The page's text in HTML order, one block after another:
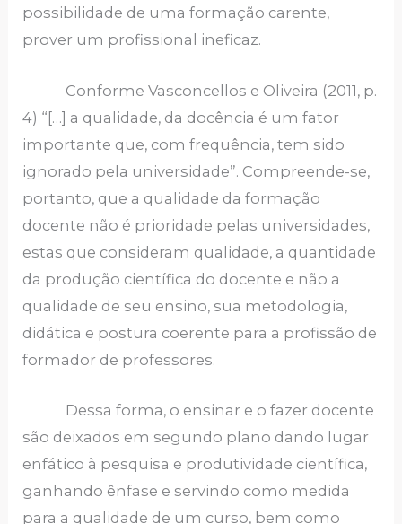
possibilidade de uma formação carente,
prover um profissional ineficaz.
Conforme Vasconcellos e Oliveira (2011, p.
4) “[…] a qualidade, da docência é um fator
importante que, com frequência, tem sido
ignorado pela universidade”. Compreende-se,
portanto, que a qualidade da formação
docente não é prioridade pelas universidades,
estas que consideram qualidade, a quantidade
da produção científica do docente e não a
qualidade de seu ensino, sua metodologia,
didática e postura coerente para a profissão de
formador de professores.
Dessa forma, o ensinar e o fazer docente
são deixados em segundo plano dando lugar
enfático à pesquisa e produtividade científica,
ganhando ênfase e servindo como medida
para a qualidade de um curso, bem como